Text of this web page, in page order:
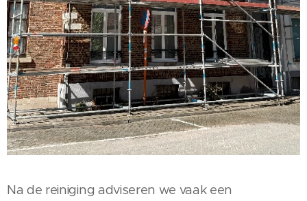
Na de reiniging adviseren we vaak een